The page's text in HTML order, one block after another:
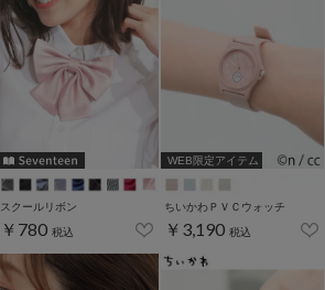
スクールリボン
￥780 税込
WEB限定アイテム
ちいかわＰＶＣウォッチ
￥3,190 税込